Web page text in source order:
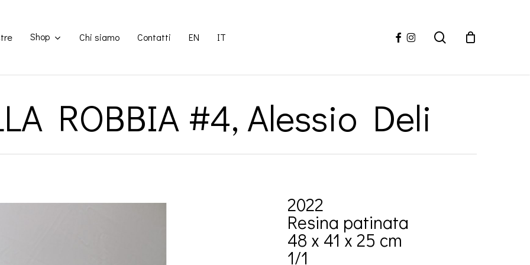
Shop Chi siamo Contatti EN IT search
facebook
instagram
ROBBIA #4, Alessio Deli
2022
Resina patinata
48 x 41 x 25 cm
1/1